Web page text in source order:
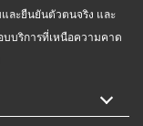
ละยืนยันตัวตนจริง และ
บริการที่เหนือความคาด